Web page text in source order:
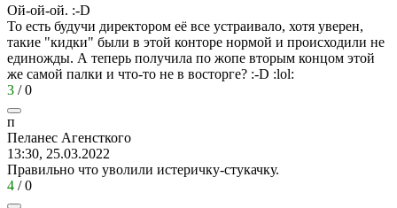
Ой-ой-ой. :-D
То есть будучи директором её все устраивало, хотя уверен,
такие "кидки" были в этой конторе нормой и происходили не
единожды. А теперь получила по жопе вторым концом этой
же самой палки и что-то не в восторге? :-D :lol:
3 /0
п
Пеланес Агенсткого
13:30, 25.03.2022
Правильно что уволили истеричку-стукачку.
4 /0